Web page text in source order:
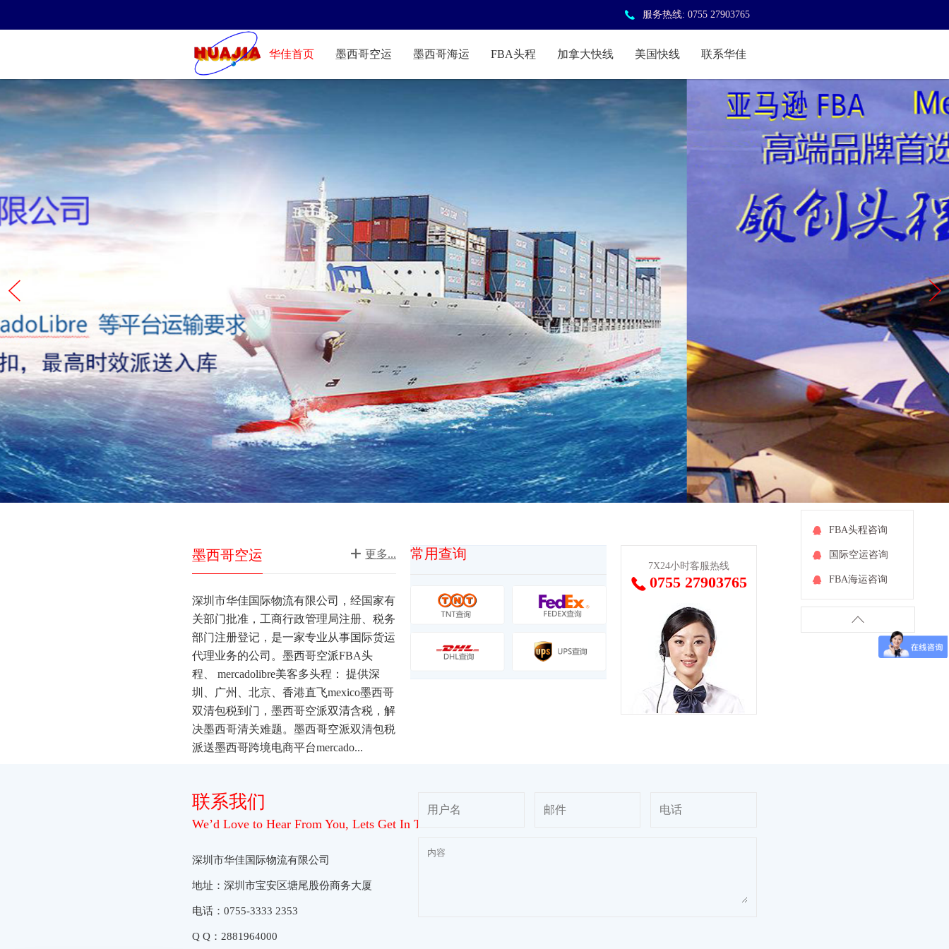
 服务热线: 0755 27903765
华佳首页 墨西哥空运 墨西哥海运 FBA头程 加拿大快线 美国快线 联系华佳
 
 FBA头程咨询
 国际空运咨询
 FBA海运咨询

 更多...
墨西哥空运
深圳市华佳国际物流有限公司，经国家有
关部门批准，工商行政管理局注册、税务
部门注册登记，是一家专业从事国际货运
代理业务的公司。墨西哥空派FBA头
程、 mercadolibre美客多头程： 提供深
圳、广州、北京、香港直飞mexico墨西哥
双清包税到门，墨西哥空派双清含税，解
决墨西哥清关难题。墨西哥空派双清包税
派送墨西哥跨境电商平台mercado...
常用查询
7X24小时客服热线
 0755 27903765
联系我们
We’d Love to Hear From You, Lets Get In Touch!
深圳市华佳国际物流有限公司
地址：深圳市宝安区塘尾股份商务大厦
电话：0755-3333 2353
Q Q：2881964000